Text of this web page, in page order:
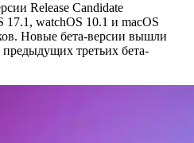
Release Candidate
watchOS 10.1 и macOS
Новые бета-версии вышли
третьих бета-